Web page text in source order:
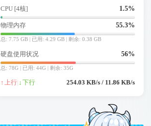
CPU [4核] 0.7%
物理内存 55.3%
总: 7.75 GB | 已用: 4.29 GB | 剩余: 0.38 GB
硬盘使用状况 56%
总: 78G | 已用: 44G | 剩余: 35G
↑ 上行 ↓ 下行 75.52 KB/s / 5.17 KB/s